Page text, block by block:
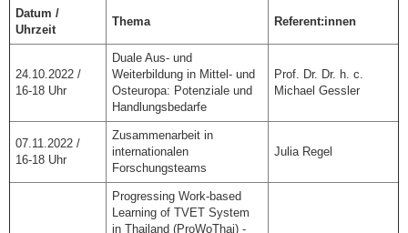
Datum /
Uhrzeit
Thema Referent:innen
24.10.2022 /
16-18 Uhr
Duale Aus- und
Weiterbildung in Mittel- und
Osteuropa: Potenziale und
Handlungsbedarfe
Prof. Dr. Dr. h. c.
Michael Gessler
07.11.2022 /
16-18 Uhr
Zusammenarbeit in
internationalen
Forschungsteams
Julia Regel
Progressing Work-based
Learning of TVET System
in Thailand (ProWoThai) -